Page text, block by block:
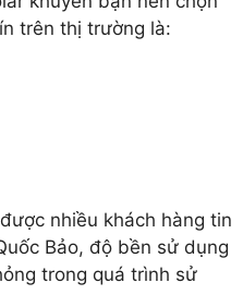
trên thị trường là:
nhiều khách hàng tin
Bảo, độ bền sử dụng
trong quá trình sử